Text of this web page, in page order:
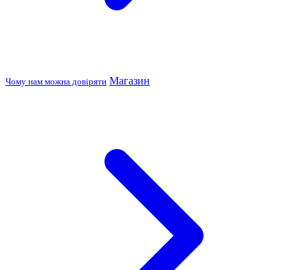
Чому нам можна довіряти Магазин